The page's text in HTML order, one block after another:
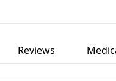
Reviews